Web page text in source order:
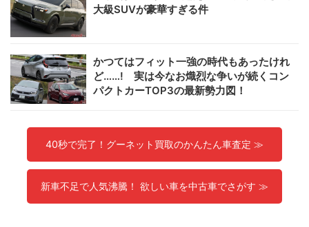
大級SUVが豪華すぎる件
かつてはフィット一強の時代もあったけれ
ど……! 実は今なお熾烈な争いが続くコン
パクトカーTOP3の最新勢力図！
40秒で完了！グーネット買取のかんたん車査定 ≫
新車不足で人気沸騰！ 欲しい車を中古車でさがす ≫